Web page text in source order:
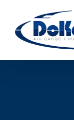
Inhalt
springen